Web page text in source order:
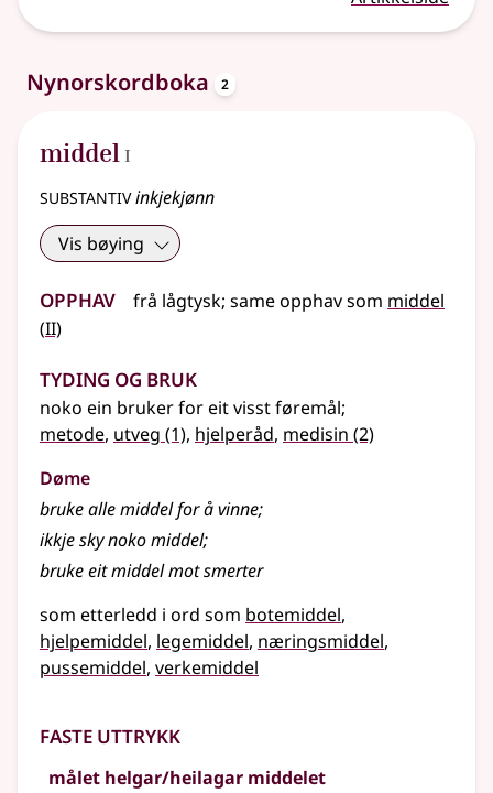
Nynorskordboka 2
middel 1
I
substantivinkjekjønn
Vis bøying
Opphav frå lågtysk; same opphav som middel
(2
II)
Tyding og bruk
noko ein bruker for eit visst føremål;
metode, utveg (1), hjelperåd, medisin (2)
Døme
bruke alle middel for å vinne;
ikkje sky noko middel;
bruke eit middel mot smerter
som etterledd i ord som botemiddel
hjelpemiddel legemiddel næringsmiddel
pussemiddel verkemiddel
Faste uttrykk
målet helgar/heilagar middelet